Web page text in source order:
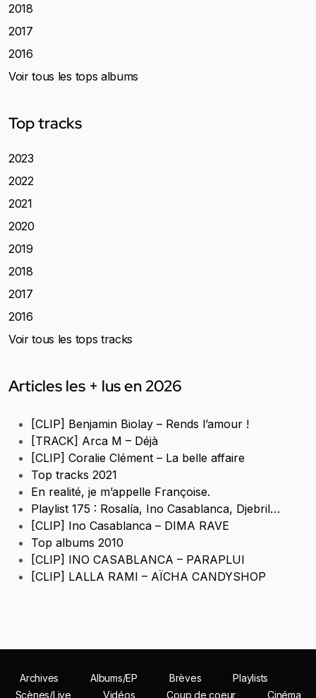
2018
2017
2016
Voir tous les tops albums
Top tracks
2023
2022
2021
2020
2019
2018
2017
2016
Voir tous les tops tracks
Articles les + lus en 2026
[CLIP] Benjamin Biolay – Rends l’amour !
[TRACK] Arca M – Déjà
[CLIP] Coralie Clément – La belle affaire
Top tracks 2021
En realité, je m’appelle Françoise.
Playlist 175 : Rosalía, Ino Casablanca, Djebril…
[CLIP] Ino Casablanca – DIMA RAVE
Top albums 2010
[CLIP] INO CASABLANCA – PARAPLUI
[CLIP] LALLA RAMI – AÏCHA CANDYSHOP
Archives Albums/EP Brèves
Playlists
Scènes/Live
Vidéos Coup de coeur Cinéma